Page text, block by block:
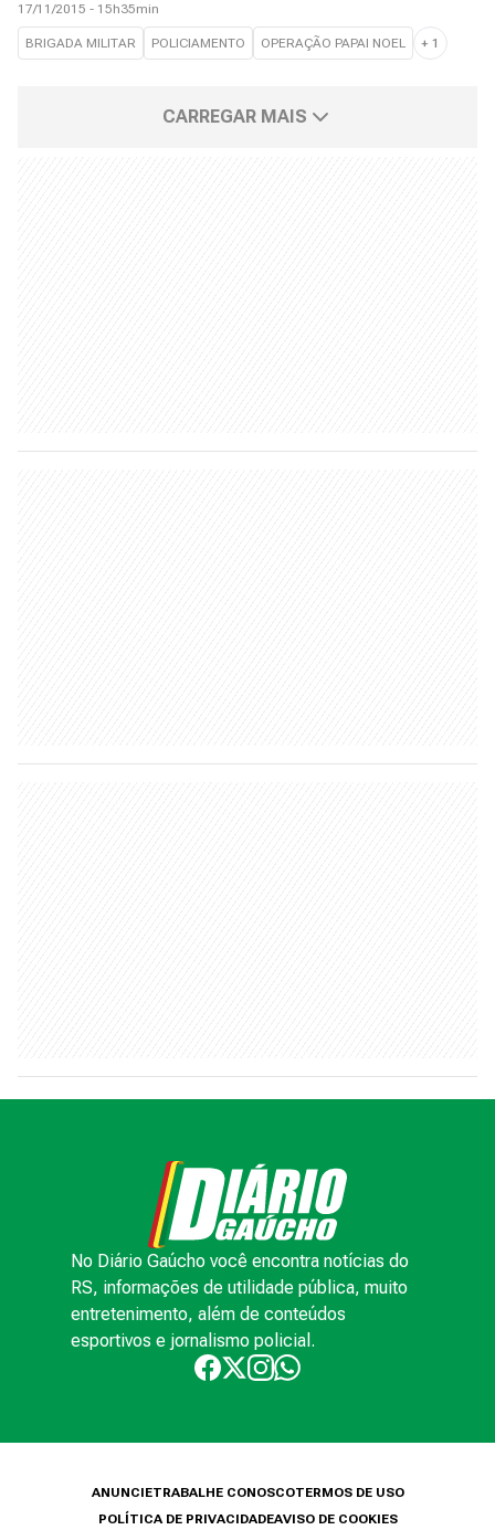
17/11/2015 - 15h35min
BRIGADA MILITAR POLICIAMENTO OPERAÇÃO PAPAI NOEL + 1
CARREGAR MAIS
No Diário Gaúcho você encontra notícias do
RS, informações de utilidade pública, muito
entretenimento, além de conteúdos
esportivos e jornalismo policial.
ANUNCIETRABALHE CONOSCOTERMOS DE USO
POLÍTICA DE PRIVACIDADEAVISO DE COOKIES